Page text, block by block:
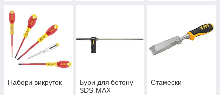
Набори викруток
Бури для бетону
SDS-MAX
Стамески